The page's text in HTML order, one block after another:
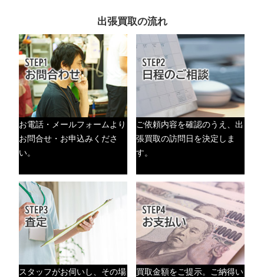
出張買取の流れ
お電話・メールフォームより
お問合せ・お申込みくださ
い。
ご依頼内容を確認のうえ、出
張買取の訪問日を決定しま
す。
スタッフがお伺いし、その場
買取金額をご提示。ご納得い